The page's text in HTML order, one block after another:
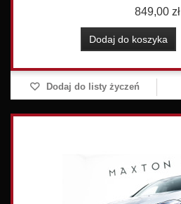
849,00 zł
Dodaj do koszyka
Dodaj do listy życzeń